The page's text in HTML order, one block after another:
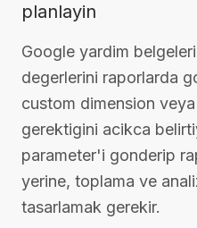
planlayin
Google yardim
degerlerini raporlarda
custom dimension
gerektigini acikca
parameter'i gonderip
yerine, toplama ve
tasarlamak gerekir.